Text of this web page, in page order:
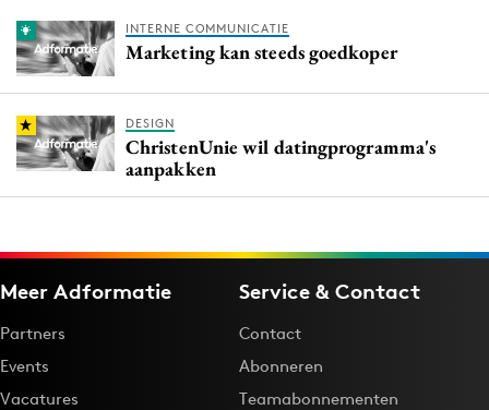
INTERNE COMMUNICATIE
Marketing kan steeds goedkoper
DESIGN
ChristenUnie wil datingprogramma's
aanpakken
Meer Adformatie
Partners
Events
Vacatures
Service & Contact
Contact
Abonneren
Teamabonnementen